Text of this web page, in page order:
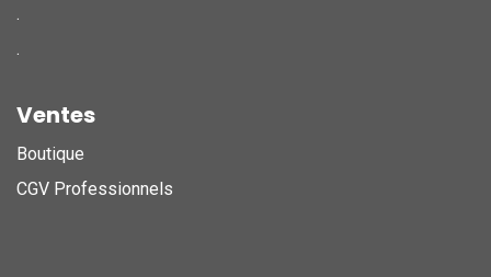
.
.
Ventes
Boutique
CGV Professionnels